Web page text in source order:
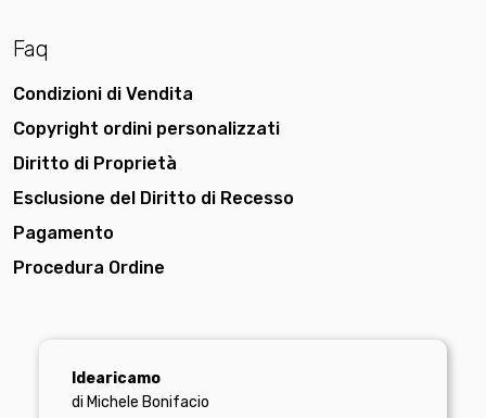
Faq
Condizioni di Vendita
Copyright ordini personalizzati
Diritto di Proprietà
Esclusione del Diritto di Recesso
Pagamento
Procedura Ordine
Idearicamo
di Michele Bonifacio